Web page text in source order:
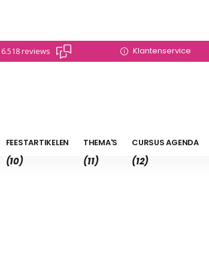
6.518 reviews Klantenservice
FEESTARTIKELEN
(10)
THEMA'S
(11)
CURSUS AGENDA
(12)